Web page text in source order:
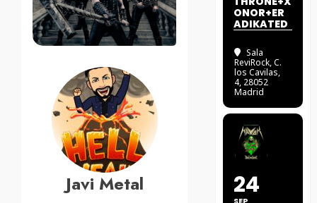
Javi Metal
ONOR+ER
ADIKATED
Sala
ReviRock, C.
los Cavilas,
4, 28052
Madrid
24